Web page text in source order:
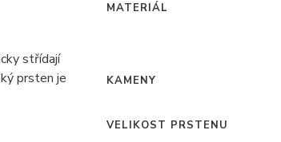
střídají
prsten je
MATERIÁL
KAMENY
VELIKOST PRSTENU